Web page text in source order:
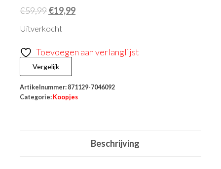
€59,99€19,99
Uitverkocht
Toevoegen aan verlanglijst
Vergelijk
Artikelnummer: 871129-7046092
Categorie: Koopjes
Beschrijving